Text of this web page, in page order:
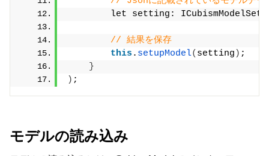
let setting:
// 結果を保存
this . setupModel( setting ) ;
}
) ;
モデルの読み込み